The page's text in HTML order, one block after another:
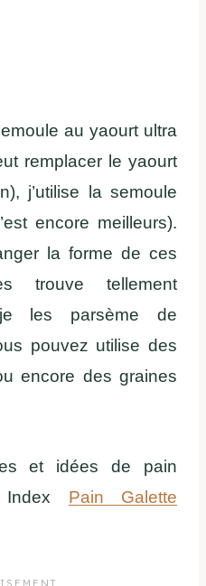
au yaourt ultra
remplacer le yaourt
j’utilise la semoule
encore meilleurs).
la forme de ces
trouve tellement
les parsème de
pouvez utilise des
encore des graines
et idées de pain
Index Pain Galette